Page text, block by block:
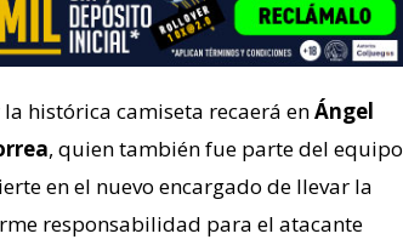
histórica camiseta recaerá enÁngel
, quien también fue parte del equipo
en el nuevo encargado de llevar la
responsabilidad para el atacante